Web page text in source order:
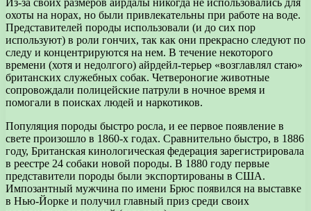
охоты на норах, но были привлекательны при работе на воде.
Представителей породы использовали (и до сих пор
используют) в роли гончих, так как они прекрасно следуют по
следу и концентрируются на нем. В течение некоторого
времени (хотя и недолгого) айрдейл-терьер «возглавлял стаю»
британских служебных собак. Четвероногие животные
сопровождали полицейские патрули в ночное время и
помогали в поисках людей и наркотиков.
Популяция породы быстро росла, и ее первое появление в
свете произошло в 1860-х годах. Сравнительно быстро, в 1886
году, Британская кинологическая федерация зарегистрировала
в реестре 24 собаки новой породы. В 1880 году первые
представители породы были экспортированы в США.
Импозантный мужчина по имени Брюс появился на выставке
в Нью-Йорке и получил главный приз среди своих